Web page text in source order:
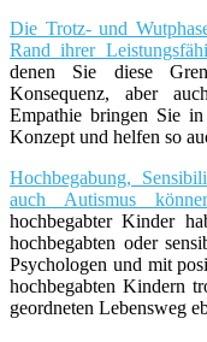
Die Trotz- und
Rand ihrer
denen Sie diese
Konsequenz, aber
Empathie bringen Sie
Konzept und helfen so
Hochbegabung,
auch Autismus
hochbegabter Kinder
hochbegabten oder
Psychologen und mit
hochbegabten Kindern
geordneten Lebensweg